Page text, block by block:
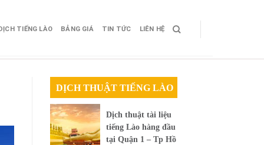
TIẾNG LÀO BẢNG GIÁ TIN TỨC LIÊN HỆ
DỊCH THUẬT TIẾNG LÀO
Dịch thuật tài liệu
tiếng Lào hàng đầu
tại Quận 1 – Tp Hồ